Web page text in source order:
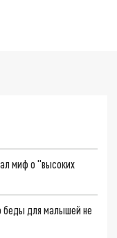
миф о "высоких
беды для малышей не